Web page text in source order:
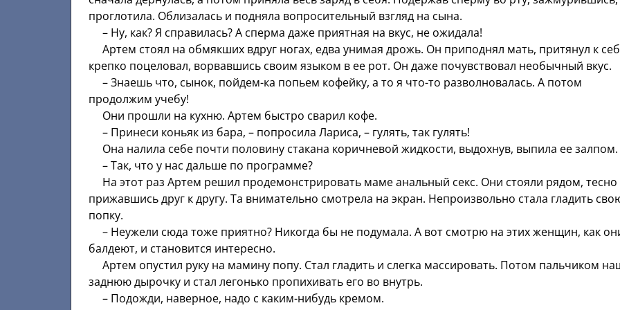
проглотила. Облизалась и подняла вопросительный взгляд на сына.
– Ну, как? Я справилась? А сперма даже приятная на вкус, не ожидала!
Артем стоял на обмякших вдруг ногах, едва унимая дрожь. Он приподнял мать, притянул к
крепко поцеловал, ворвавшись своим языком в ее рот. Он даже почувствовал необычный вкус.
– Знаешь что, сынок, пойдем-ка попьем кофейку, а то я что-то разволновалась. А потом
продолжим учебу!
Они прошли на кухню. Артем быстро сварил кофе.
– Принеси коньяк из бара, – попросила Лариса, – гулять, так гулять!
Она налила себе почти половину стакана коричневой жидкости, выдохнув, выпила ее залпом.
– Так, что у нас дальше по программе?
На этот раз Артем решил продемонстрировать маме анальный секс. Они стояли рядом, тесно
прижавшись друг к другу. Та внимательно смотрела на экран. Непроизвольно стала гладить
попку.
– Неужели сюда тоже приятно? Никогда бы не подумала. А вот смотрю на этих женщин, как
балдеют, и становится интересно.
Артем опустил руку на мамину попу. Стал гладить и слегка массировать. Потом пальчиком
заднюю дырочку и стал легонько пропихивать его во внутрь.
– Подожди, наверное, надо с каким-нибудь кремом.